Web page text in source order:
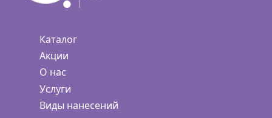
Каталог
Акции
О нас
Услуги
Виды нанесений